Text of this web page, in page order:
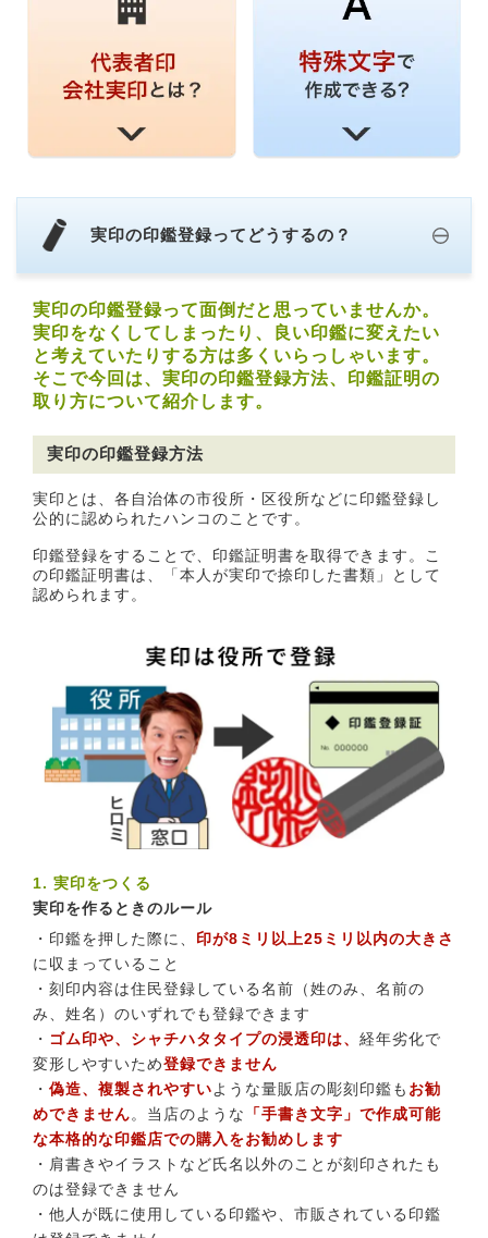
実印の印鑑登録ってどうするの？
実印の印鑑登録って面倒だと思っていませんか。
実印をなくしてしまったり、良い印鑑に変えたい
と考えていたりする方は多くいらっしゃいます。
そこで今回は、実印の印鑑登録方法、印鑑証明の
取り方について紹介します。
実印の印鑑登録方法
実印とは、各自治体の市役所・区役所などに印鑑登録し
公的に認められたハンコのことです。
印鑑登録をすることで、印鑑証明書を取得できます。こ
の印鑑証明書は、「本人が実印で捺印した書類」として
認められます。
1. 実印をつくる
実印を作るときのルール
・印鑑を押した際に、 印が8ミリ以上25ミリ以内の大きさ
に収まっていること
・刻印内容は住民登録している名前（姓のみ、名前の
み、姓名）のいずれでも登録できます
・ ゴム印や、シャチハタタイプの浸透印は、 経年劣化で
変形しやすいため登録できません
・ 偽造、複製されやすいような量販店の彫刻印鑑も お勧
めできません。当店のような
「手書き文字」で作成可能
な本格的な印鑑店での購入をお勧めします
・肩書きやイラストなど氏名以外のことが刻印されたも
のは登録できません
・他人が既に使用している印鑑や、市販されている印鑑